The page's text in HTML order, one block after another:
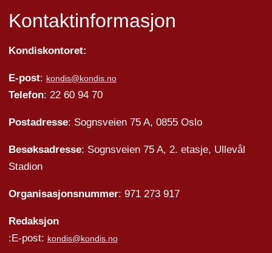
Kontaktinformasjon
Kondiskontoret:
E-post: kondis@kondis.no
Telefon: 22 60 94 70
Postadresse: Sognsveien 75 A, 0855 Oslo
Besøksadresse: Sognsveien 75 A, 2. etasje, Ullevål
Stadion
Organisasjonsnummer: 971 273 917
Redaksjon
:E-post: kondis@kondis.no